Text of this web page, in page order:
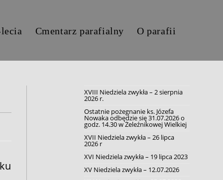
Cmentarz parafialny O parafii
XVIII Niedziela zwykła – 2 sierpnia
2026 r.
Ostatnie pożegnanie ks. Józefa
Nowaka odbędzie się 31.07.2026 o
godz. 14.30 w Żeleźnikowej Wielkiej
XVII Niedziela zwykła – 26 lipca
2026 r
XVI Niedziela zwykła – 19 lipca 2023
XV Niedziela zwykła – 12.07.2026